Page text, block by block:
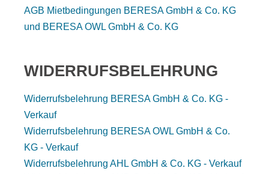
AGB Mietbedingungen BERESA GmbH & Co. KG
und BERESA OWL GmbH & Co. KG
WIDERRUFSBELEHRUNG
Widerrufsbelehrung BERESA GmbH & Co. KG -
Verkauf
Widerrufsbelehrung BERESA OWL GmbH & Co.
KG - Verkauf
Widerrufsbelehrung AHL GmbH & Co. KG - Verkauf